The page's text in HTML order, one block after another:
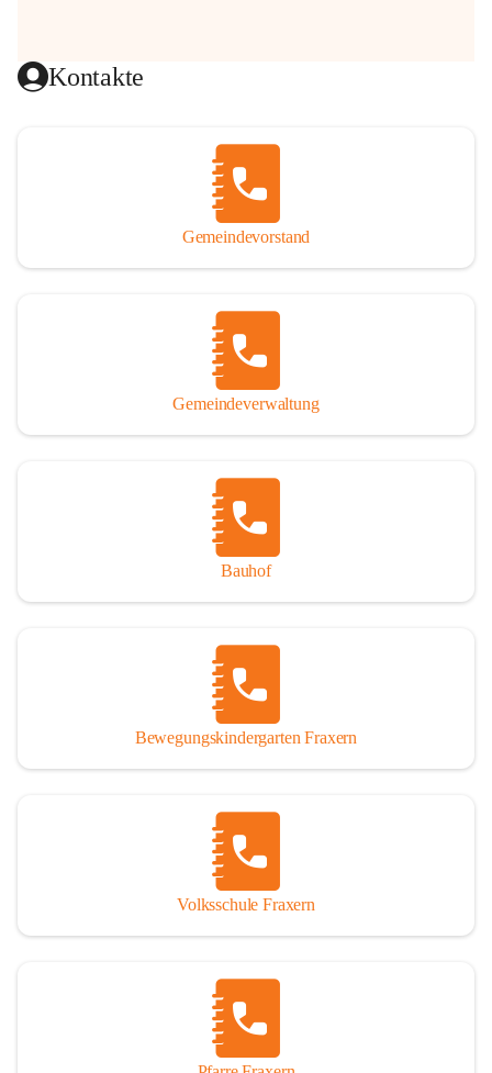
Kontakte
Gemeindevorstand
Gemeindeverwaltung
Bauhof
Bewegungskindergarten Fraxern
Volksschule Fraxern